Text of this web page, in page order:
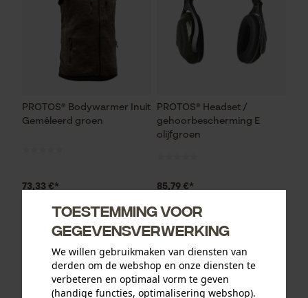
PROTOS® Bodywarmer Inuit
Gemêleerd groen
73,33 €*
PROTOS® Headset /
gehoorbescherming E
olijfgroen
85,79 €*
Toestemming voor
gegevensverwerking
We willen gebruikmaken van diensten van
derden om de webshop en onze diensten te
verbeteren en optimaal vorm te geven
(handige functies, optimalisering webshop).